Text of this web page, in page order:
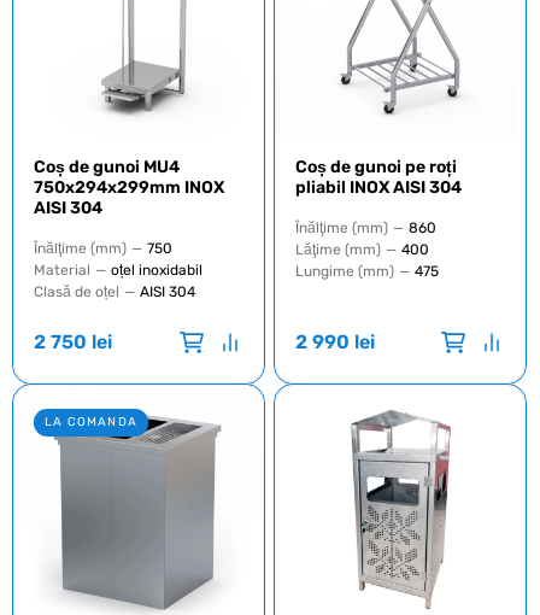
Coș de gunoi MU4
750x294x299mm INOX
AISI 304
Înălţime (mm) — 750
Material — oțel inoxidabil
Clasă de oțel — AISI 304
2 750 lei
Coș de gunoi pe roți
pliabil INOX AISI 304
Înălţime (mm) — 860
Lăţime (mm) — 400
Lungime (mm) — 475
2 990 lei
LA COMANDA